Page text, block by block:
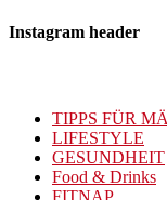
Instagram header
TIPPS FÜR
LIFESTYLE
GESUNDHEIT
Food & Drinks
FITNAP